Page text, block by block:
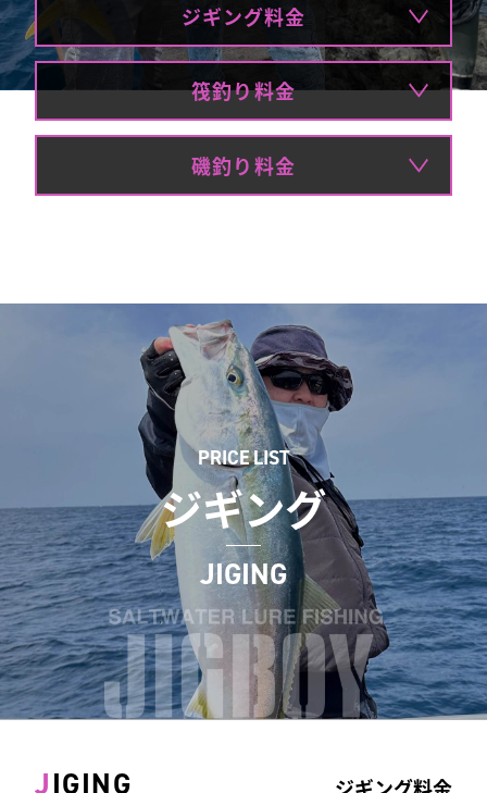
ジギング料金
筏釣り料金
磯釣り料金
PRICE LIST
ジギング
JIGING
JIGING